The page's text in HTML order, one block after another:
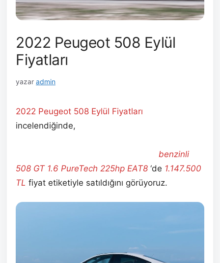
2022 Peugeot 508 Eylül
Fiyatları
yazar admin
2022 Peugeot 508 Eylül Fiyatları
incelendiğinde,
benzinli
508 GT 1.6 PureTech 225hp EAT8 ‘de 1.147.500
TL fiyat etiketiyle satıldığını görüyoruz.